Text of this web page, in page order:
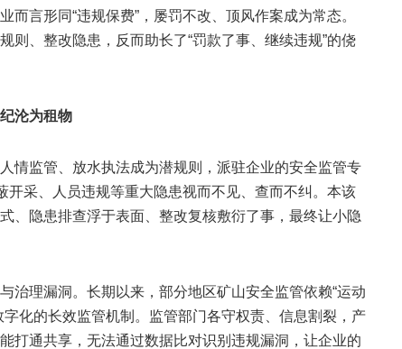
言形同“违规保费”，屡罚不改、顶风作案成为常态。
则、整改隐患，反而助长了“罚款了事、继续违规”的侥
沦为租物
情监管、放水执法成为潜规则，派驻企业的安全监管专
开采、人员违规等重大隐患视而不见、查而不纠。本该
、隐患排查浮于表面、整改复核敷衍了事，最终让小隐
治理漏洞。长期以来，部分地区矿山安全监管依赖“运动
化的长效监管机制。监管部门各守权责、信息割裂，产
打通共享，无法通过数据比对识别违规漏洞，让企业的